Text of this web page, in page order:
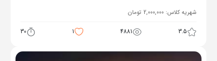
شهریه کلاس: 2,000,000 تومان
3.5
4881
1
30